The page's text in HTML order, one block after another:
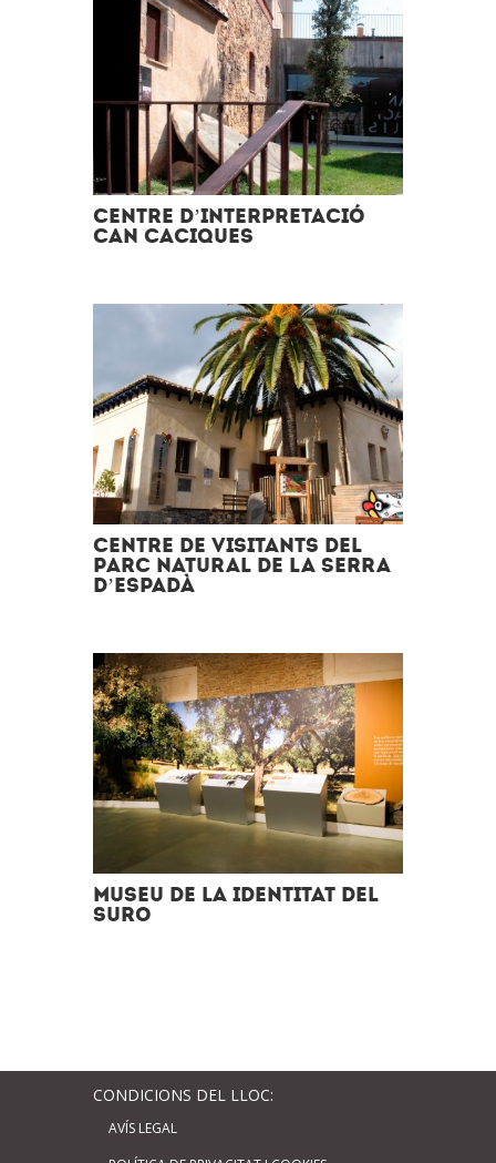
Centre d’Interpretació
Can Caciques
Centre de Visitants del
Parc Natural de la Serra
d’Espadà
Museu de La Identitat del
suro
CONDICIONS DEL LLOC:
AVÍS LEGAL